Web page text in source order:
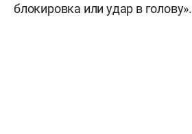
блокировка или удар в голову».